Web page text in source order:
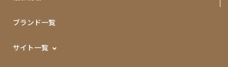
ブランド一覧
サイト一覧